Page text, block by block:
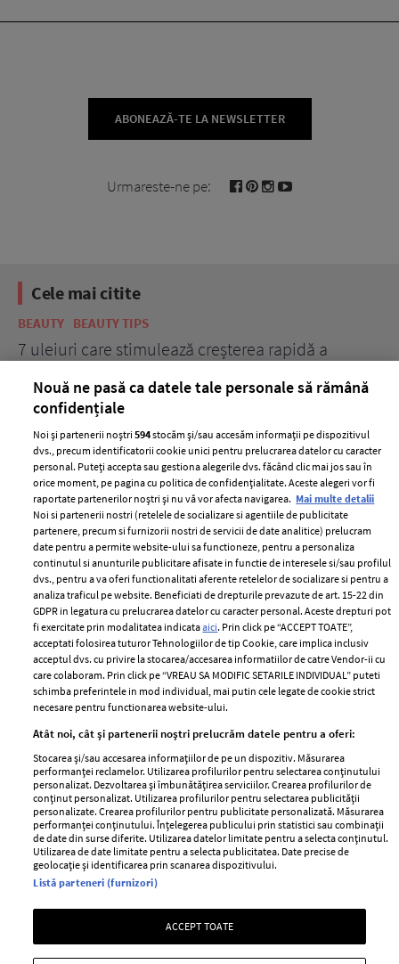
ABONEAZĂ-TE LA NEWSLETTER
Urmareste-ne pe:
Cele mai citite
BEAUTY BEAUTY TIPS
7 uleiuri care stimulează creșterea rapidă a
ELLE Style Awards
2024
Despre ELLE
Romania
Contact
Abonamente
Termeni si conditii
Politica de
confidențialitate
Politica de cookies
Publicitate
GSP
Unica
Baby
Retete
femei
Viva
Avantaje
Retete practice
Pariază responsabil! Decizia ONJN nr. 821/25.09.2025.
Jocurile de noroc sunt interzise minorilor.
Nouă ne pasă ca datele tale personale să rămână
confidențiale
Noi și partenerii noștri594stocăm și/sau accesăm informații pe dispozitivul
dvs., precum identificatorii cookie unici pentru prelucrarea datelor cu caracter
personal. Puteți accepta sau gestiona alegerile dvs. făcând clic mai jos sau în
orice moment, pe pagina cu politica de confidențialitate. Aceste alegeri vor fi
raportate partenerilor noștri și nu vă vor afecta navigarea. Mai multe detalii
Noi si partenerii nostri (retelele de socializare si agentiile de publicitate
partenere, precum si furnizorii nostri de servicii de date analitice) prelucram
date pentru a permite website-ului sa functioneze, pentru a personaliza
continutul si anunturile publicitare afisate in functie de interesele si/sau profilul
dvs., pentru a va oferi functionalitati aferente retelelor de socializare si pentru a
analiza traficul pe website. Beneficiati de drepturile prevazute de art. 15-22 din
GDPR in legatura cu prelucrarea datelor cu caracter personal. Aceste drepturi pot
fi exercitate prin modalitatea indicataaici. Prin click pe “ACCEPT TOATE”,
acceptati folosirea tuturor Tehnologiilor de tip Cookie, care implica inclusiv
acceptul dvs. cu privire la stocarea/accesarea informatiilor de catre Vendor-ii cu
care colaboram. Prin click pe “VREAU SA MODIFIC SETARILE INDIVIDUAL” puteti
schimba preferintele in mod individual, mai putin cele legate de cookie strict
necesare pentru functionarea website-ului.
Atât noi, cât și partenerii noștri prelucrăm datele pentru a oferi:
Stocarea și/sau accesarea informațiilor de pe un dispozitiv. Măsurarea
performanței reclamelor. Utilizarea profilurilor pentru selectarea conținutului
personalizat. Dezvoltarea și îmbunătățirea serviciilor. Crearea profilurilor de
conținut personalizat. Utilizarea profilurilor pentru selectarea publicității
personalizate. Crearea profilurilor pentru publicitate personalizată. Măsurarea
performanței conținutului. Înțelegerea publicului prin statistici sau combinații
de date din surse diferite. Utilizarea datelor limitate pentru a selecta conținutul.
Utilizarea de date limitate pentru a selecta publicitatea. Date precise de
geolocație și identificarea prin scanarea dispozitivului.
Listă parteneri (furnizori)
ACCEPT TOATE